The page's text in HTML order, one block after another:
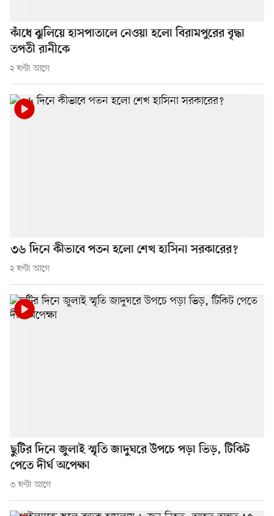
কাঁধে ঝুলিয়ে হাসপাতালে নেওয়া হলো বিরামপুরের বৃদ্ধা
তপতী রানীকে
২ ঘণ্টা আগে
৩৬ দিনে কীভাবে পতন হলো শেখ হাসিনা সরকারের?
২ ঘণ্টা আগে
ছুটির দিনে জুলাই স্মৃতি জাদুঘরে উপচে পড়া ভিড়, টিকিট
পেতে দীর্ঘ অপেক্ষা
৩ ঘণ্টা আগে